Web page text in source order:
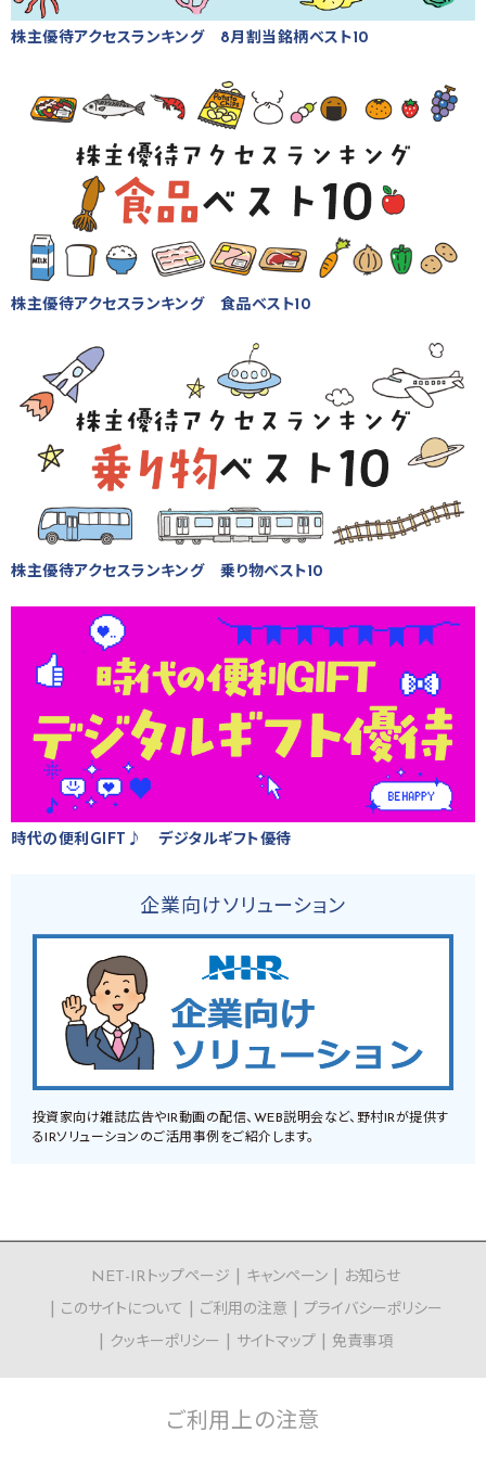
株主優待アクセスランキング 8月割当銘柄ベスト10
株主優待アクセスランキング 食品ベスト10
株主優待アクセスランキング 乗り物ベスト10
時代の便利GIFT♪ デジタルギフト優待
企業向けソリューション
投資家向け雑誌広告やIR動画の配信、WEB説明会など、野村IRが提供す
るIRソリューションのご活用事例をご紹介します。
NET-IRトップページ キャンペーン
お知らせ
このサイトについて
ご利用の注意
プライバシーポリシー
クッキーポリシー
サイトマップ 免責事項
ご利用上の注意